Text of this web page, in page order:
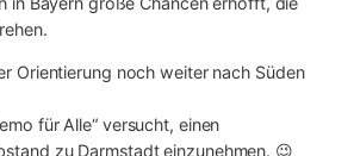
Orientierung noch weiter nach Süden
für Alle“ versucht, einen
zu Darmstadt einzunehmen. 😉